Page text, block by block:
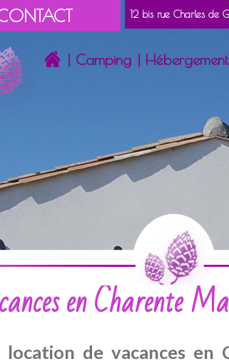
12 bis rue Charles de
Camping
en Charente
location de vacances en